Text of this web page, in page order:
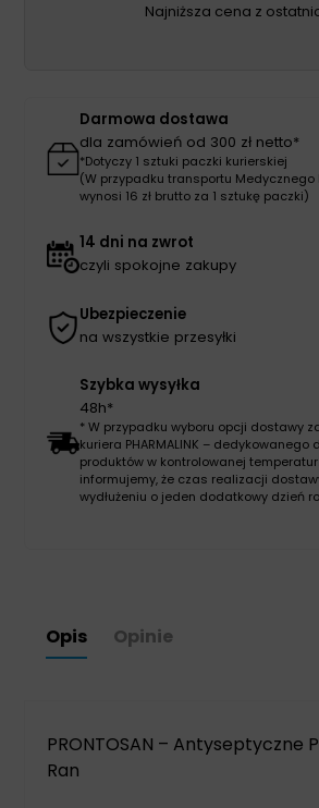
Najniższa cena z
Darmowa dostawa
dla zamówień od 300 zł netto*
*Dotyczy 1 sztuki paczki kurierskiej
(W przypadku transportu
wynosi 16 zł brutto za 1 sztukę paczki)
14 dni na zwrot
czyli spokojne zakupy
Ubezpieczenie
na wszystkie przesyłki
Szybka wysyłka
48h*
* W przypadku wyboru opcji dostawy
kuriera PHARMALINK – dedykowanego
produktów w kontrolowanej
informujemy, że czas realizacji
wydłużeniu o jeden dodatkowy dzień
Opis Opinie
PRONTOSAN – Antyseptyczne
Ran